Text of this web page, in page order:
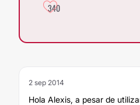
340
2 sep 2014
Hola Alexis, a pesar de